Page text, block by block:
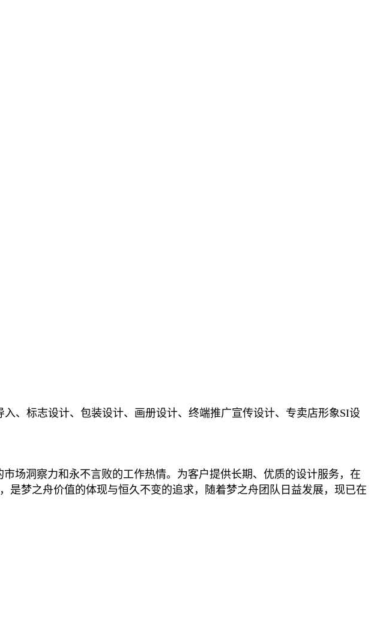
、标志设计、包装设计、画册设计、终端推广宣传设计、专卖店形象SI设
场洞察力和永不言败的工作热情。为客户提供长期、优质的设计服务，在
梦之舟价值的体现与恒久不变的追求，随着梦之舟团队日益发展，现已在